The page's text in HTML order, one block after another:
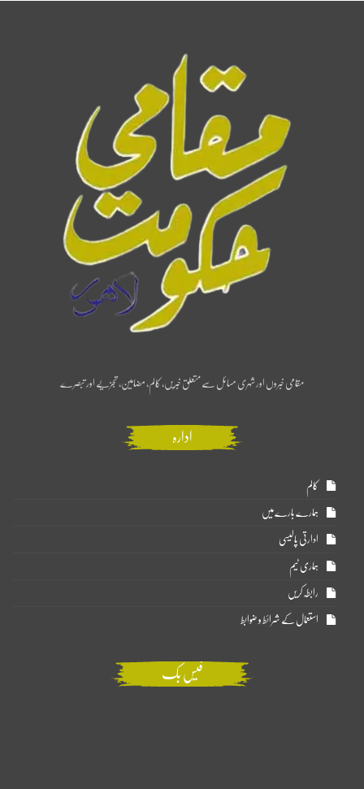
مقامی خبروں اور شہری مسائل سے متعلق خبریں، کالم، مضامین، تجزیے اور تبصرے
ادارہ
کالم
ہمارے بارے میں
ادارتی پالیسی
ہماری ٹیم
رابطہ کریں
استعمال کے شرائط و ضوابط
فیس بک